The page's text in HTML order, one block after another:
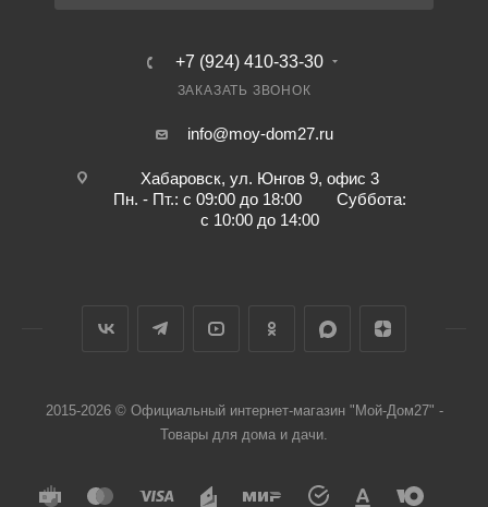
+7 (924) 410-33-30
ЗАКАЗАТЬ ЗВОНОК
info@moy-dom27.ru
Хабаровск, ул. Юнгов 9, офис 3
Пн. - Пт.: с 09:00 до 18:00 Суббота:
с 10:00 до 14:00
2015-2026 © Официальный интернет-магазин "Мой-Дом27" -
Товары для дома и дачи.